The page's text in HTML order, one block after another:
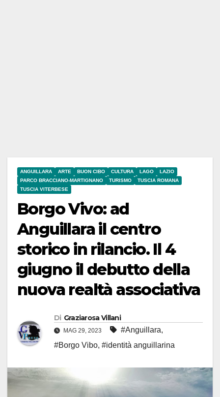
ANGUILLARA ARTE BUON CIBO CULTURA LAGO
LAZIO
PARCO BRACCIANO-MARTIGNANO
TURISMO
TUSCIA ROMANA
TUSCIA VITERBESE
Borgo Vivo: ad
Anguillara il centro
storico in rilancio. Il 4
giugno il debutto della
nuova realtà associativa
Di Graziarosa Villani
MAG 29, 2023 #Anguillara,
#Borgo Vibo, #identità anguillarina